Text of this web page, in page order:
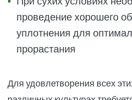
проведение хорошего
уплотнения для
прорастания
Для удовлетворения всех